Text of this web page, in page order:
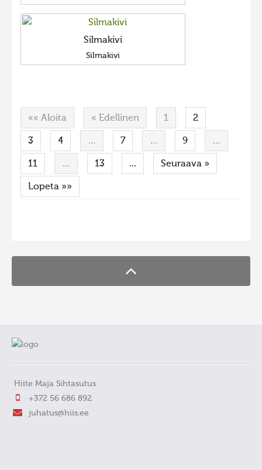
Silmakivi
Silmakivi
«« Aloita « Edellinen 1 2
3 4 … 7 … 9 …
11 … 13 ... Seuraava »
Lopeta »»
Hiite Maja Sihtasutus
+372 56 686 892
juhatus@hiis.ee